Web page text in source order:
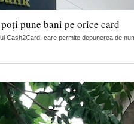
pune bani pe orice card
Cash2Card, care permite depunerea de